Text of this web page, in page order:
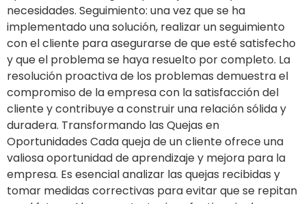
necesidades. Seguimiento: una vez que se ha
implementado una solución, realizar un seguimiento
con el cliente para asegurarse de que esté satisfecho
y que el problema se haya resuelto por completo. La
resolución proactiva de los problemas demuestra el
compromiso de la empresa con la satisfacción del
cliente y contribuye a construir una relación sólida y
duradera. Transformando las Quejas en
Oportunidades Cada queja de un cliente ofrece una
valiosa oportunidad de aprendizaje y mejora para la
empresa. Es esencial analizar las quejas recibidas y
tomar medidas correctivas para evitar que se repitan